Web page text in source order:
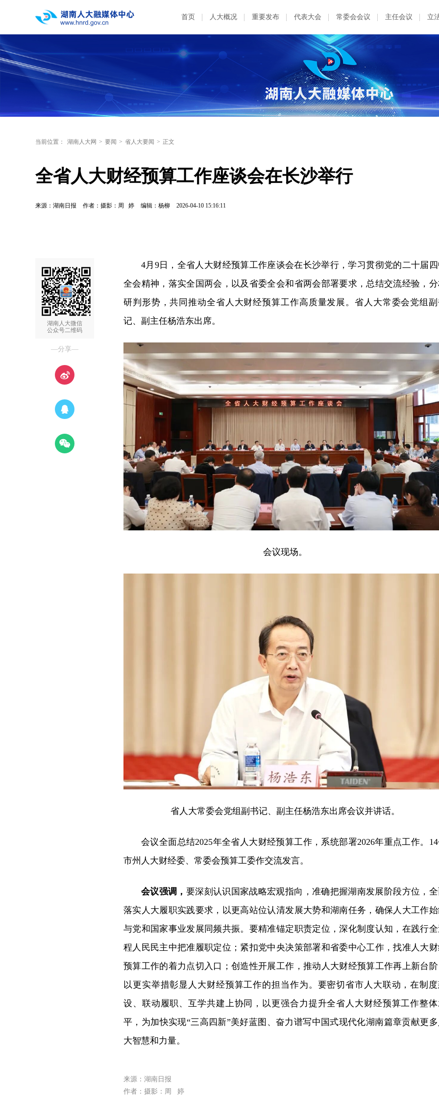
首页 人大概况 重要发布 代表大会 常委会会议 主任会议 立
当前位置： 湖南人大网 > 要闻 > 省人大要闻 > 正文
全省人大财经预算工作座谈会在长沙举行
来源：湖南日报 作者：摄影：周 婷 编辑：杨柳 2026-04-10 15:16:11
湖南人大微信
公众号二维码
—分享—
4月9日，全省人大财经预算工作座谈会在长沙举行，学习贯彻党的二十届
全会精神，落实全国两会，以及省委全会和省两会部署要求，总结交流经验，
研判形势，共同推动全省人大财经预算工作高质量发展。省人大常委会党组
记、副主任杨浩东出席。
会议现场。
省人大常委会党组副书记、副主任杨浩东出席会议并讲话。
会议全面总结2025年全省人大财经预算工作，系统部署2026年重点工作。
市州人大财经委、常委会预算工委作交流发言。
会议强调， 要深刻认识国家战略宏观指向，准确把握湖南发展阶段方位，
落实人大履职实践要求，以更高站位认清发展大势和湖南任务，确保人大工作
与党和国家事业发展同频共振。要精准锚定职责定位，深化制度认知，在践行
程人民民主中把准履职定位；紧扣党中央决策部署和省委中心工作，找准人大
预算工作的着力点切入口；创造性开展工作，推动人大财经预算工作再上新台
以更实举措彰显人大财经预算工作的担当作为。要密切省市人大联动，在制
设、联动履职、互学共建上协同，以更强合力提升全省人大财经预算工作整
平，为加快实现“三高四新”美好蓝图、奋力谱写中国式现代化湖南篇章贡献更
大智慧和力量。
来源：湖南日报
作者：摄影：周 婷